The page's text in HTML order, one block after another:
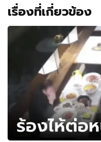
เห็นใจ
เรื่องที่เกี่ยวข้อง